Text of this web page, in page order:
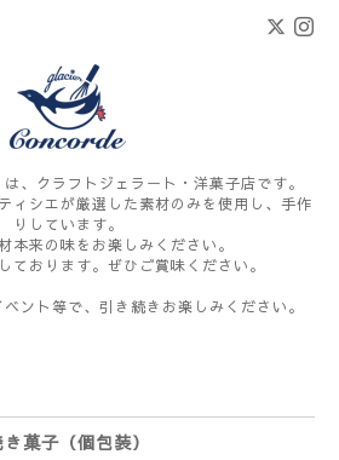
、クラフトジェラート・洋菓子店です。
ィシエが厳選した素材のみを使用し、手作
りしています。
本来の味をお楽しみください。
ております。ぜひご賞味ください。
ント等で、引き続きお楽しみください。
菓子（個包装）